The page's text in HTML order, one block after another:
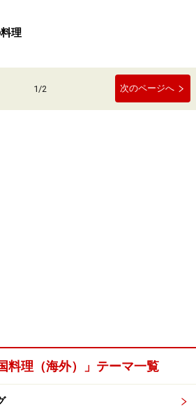
理
1/2 次のページへ
料理（海外）」テーマ一覧